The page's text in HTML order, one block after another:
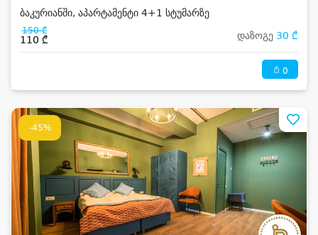
ბაკურიანში, აპარტამენტი 4+1 სტუმარზე
150 ₾
110 ₾ დაზოგე 30 ₾
0
-45%